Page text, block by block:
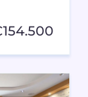
154.500